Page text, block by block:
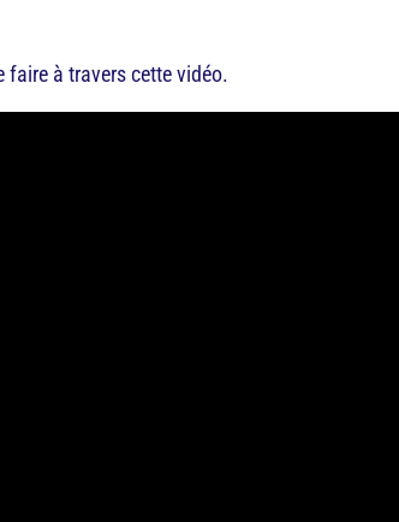
faire à travers cette vidéo.